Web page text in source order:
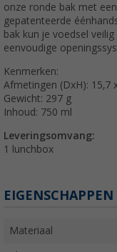
onze ronde bak met
gepatenteerde
bak kun je voedsel
eenvoudige
Kenmerken:
Afmetingen (DxH): 15,7
Gewicht: 297 g
Inhoud: 750 ml
Leveringsomvang:
1 lunchbox
EIGENSCHAPPEN
Materiaal